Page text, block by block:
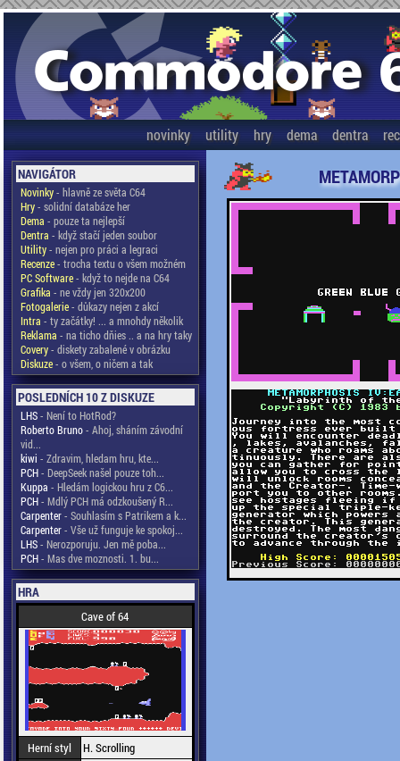
novinky utility hry dema dentra
NAVIGÁTOR
Novinky- hlavně ze světa C64
Hry- solidní databáze her
Dema - pouze ta nejlepší
Dentra - když stačí jeden soubor
Utility- nejen pro práci a legraci
Recenze- trocha textu o všem možném
PC Software- když to nejde na C64
Grafika - ne vždy jen 320x200
Fotogalerie- důkazy nejen z akcí
Intra - ty začátky! ... a mnohdy několik
Reklama - na ticho dňies .. a na hry taky
Covery- diskety zabalené v obrázku
Diskuze- o všem, o ničem a tak
POSLEDNÍCH 10 Z DISKUZE
LHS- Není to HotRod?
Roberto Bruno- Ahoj, sháním závodní
vid...
kiwi - Zdravim, hledam hru, kte...
PCH- DeepSeek našel pouze toh...
Kuppa - Hledám logickou hru z C6...
PCH- Mdlý PCH má odzkoušený R...
Carpenter- Souhlasím s Patrikem a k...
Carpenter- Vše už funguje ke spokoj...
LHS- Nerozporuju. Jen mě poba...
PCH- Mas dve moznosti. 1. bu...
HRA
Cave of 64
Herní styl
H. Scrolling